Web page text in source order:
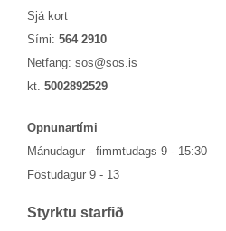
Sjá kort
Sími: 564 2910
Netfang: sos@sos.is
kt. 5002892529
Opn­un­ar­tími
Mánu­dag­ur - fimmtu­dags 9 - 15:30
Föstu­dag­ur 9 - 13
Styrktu starf­ið